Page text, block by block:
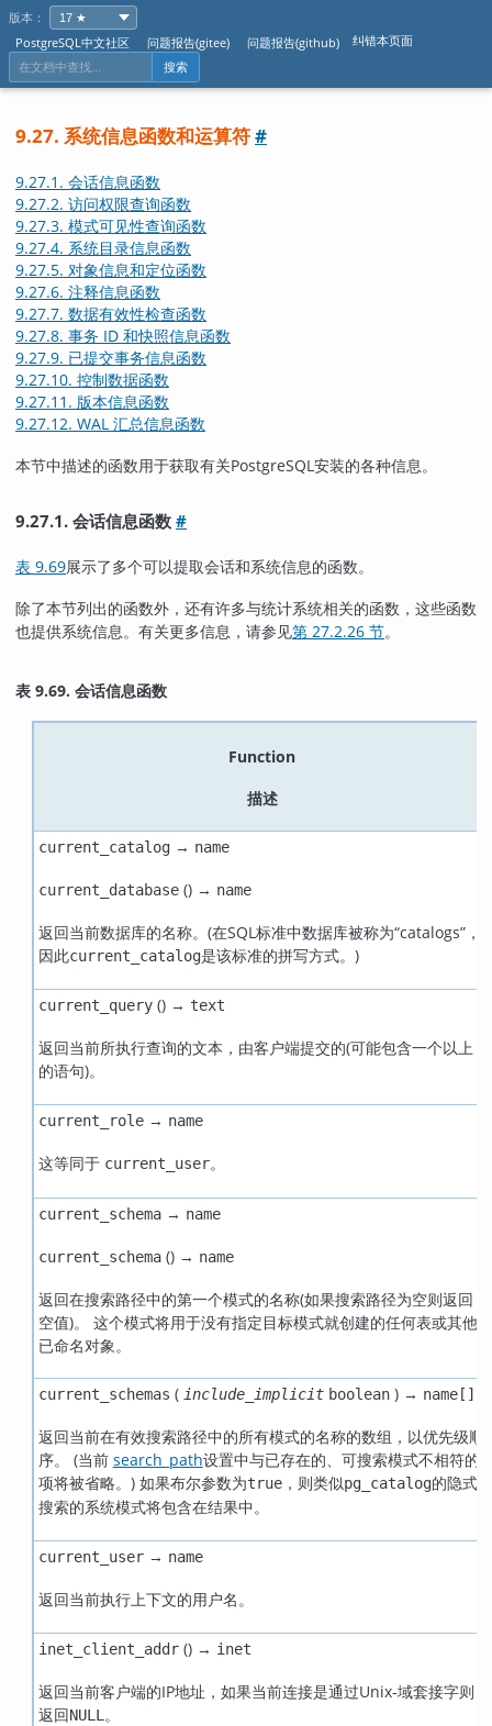
版本：
PostgreSQL中文社区
问题报告(gitee) 问题报告(github) 纠错本页面
搜索
9.27. 系统信息函数和运算符#
9.27.1. 会话信息函数
9.27.2. 访问权限查询函数
9.27.3. 模式可见性查询函数
9.27.4. 系统目录信息函数
9.27.5. 对象信息和定位函数
9.27.6. 注释信息函数
9.27.7. 数据有效性检查函数
9.27.8. 事务 ID 和快照信息函数
9.27.9. 已提交事务信息函数
9.27.10. 控制数据函数
9.27.11. 版本信息函数
9.27.12. WAL 汇总信息函数
本节中描述的函数用于获取有关PostgreSQL安装的各种信息。
9.27.1. 会话信息函数#
表 9.69展示了多个可以提取会话和系统信息的函数。
除了本节列出的函数外，还有许多与统计系统相关的函数，这些函数
也提供系统信息。有关更多信息，请参见第 27.2.26 节。
表 9.69. 会话信息函数
Function
描述
current_catalog→ name
current_database() → name
返回当前数据库的名称。(在SQL标准中数据库被称为“catalogs”，
因此current_catalog是该标准的拼写方式。)
current_query() → text
返回当前所执行查询的文本，由客户端提交的(可能包含一个以上
的语句)。
current_role→ name
这等同于 current_user。
current_schema→ name
current_schema() → name
返回在搜索路径中的第一个模式的名称(如果搜索路径为空则返回
空值)。 这个模式将用于没有指定目标模式就创建的任何表或其他
已命名对象。
current_schemas ( include_implicit boolean) → name[]
返回当前在有效搜索路径中的所有模式的名称的数组，以优先级顺
序。 (当前 search_path设置中与已存在的、可搜索模式不相符的
项将被省略。) 如果布尔参数为true，则类似pg_catalog的隐式
搜索的系统模式将包含在结果中。
current_user→ name
返回当前执行上下文的用户名。
inet_client_addr() → inet
返回当前客户端的IP地址，如果当前连接是通过Unix-域套接字则
返回NULL 。